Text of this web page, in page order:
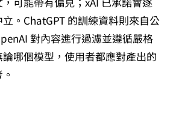
。ChatGPT 的訓練資料則來自公
對內容進行過濾並遵循嚴格
哪個模型，使用者都應對產出的